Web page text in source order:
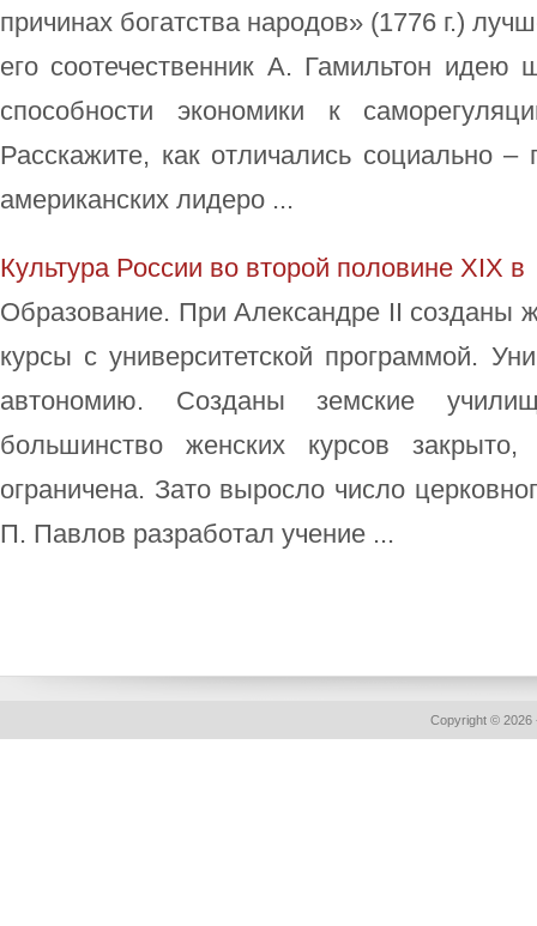
причинах богатства народов» (1776 г.)
его соотечественник А. Гамильтон идею
способности экономики к
Расскажите, как отличались социально –
американских лидеро ...
Культура России во второй половине XIX в
Образование. При Александре II созданы
курсы с университетской программой.
автономию. Созданы земские
большинство женских курсов закрыто,
ограничена. Зато выросло число
П. Павлов разработал учение ...
Copyright © 2026